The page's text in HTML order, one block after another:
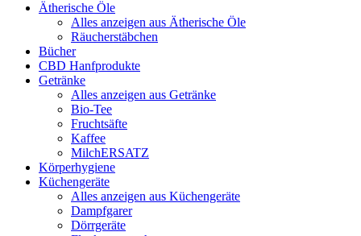
Ätherische Öle
Alles anzeigen aus Ätherische Öle
Räucherstäbchen
Bücher
CBD Hanfprodukte
Getränke
Alles anzeigen aus Getränke
Bio-Tee
Fruchtsäfte
Kaffee
MilchERSATZ
Körperhygiene
Küchengeräte
Alles anzeigen aus Küchengeräte
Dampfgarer
Dörrgeräte